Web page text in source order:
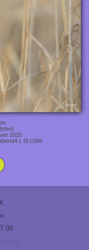
2020
L IS USM
09